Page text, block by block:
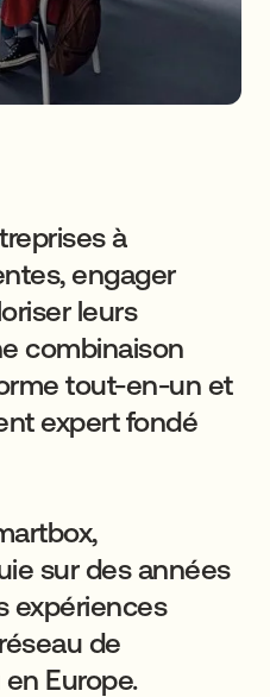
à
engager
leurs
combinaison
tout-en-un et
expert fondé
sur des années
expériences
réseau de
en Europe.